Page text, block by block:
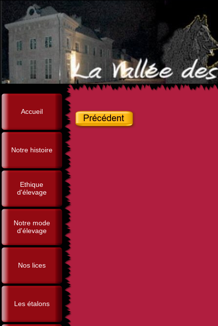
Accueil
Notre histoire
Ethique
d'élevage
Notre mode
d'élevage
Nos lices
Les étalons